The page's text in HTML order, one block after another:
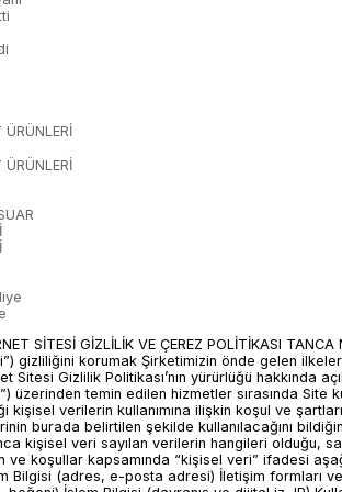
verilerinin işlenmesi, (2) Çerez Politikası ve (3) İnternet Sitesi Gizlilik Politikası’nın yürürlüğü hakkında açıklamalar yapılmaktadır. İşbu Bilgilendirme Metni’nin: Şirket ve/veya hizmet sağlayıcıları tarafından işletilmekte olan internet sitesi (“Site”) üzerinden temin edilen hizmetler sırasında Site kullanıcıları/üyeleri/ziyaretçileri (“Veri Sahibi”) tarafından Şirket ile paylaşılan veya Şirket’in Veri Sahibi’nin Site’yi kullanımı sırasında ürettiği kişisel verilerin kullanımına ilişkin koşul ve şartları tespit etmektir. Veri Sahibi, işbu Bilgilendirme Metni ile kişisel verilerinin işlenmesine ilişkin olarak aydınlatılmış olduğunu ve kişisel verilerinin burada belirtilen şekilde kullanılacağını bildiğini beyan eder. Hangi Veriler İşlenmektedir? İşbu başlık altında, Şirket tarafından işlenen ve Kişisel Verilerin Korunması Kanunu uyarınca kişisel veri sayılan verilerin hangileri olduğu, sayılanlarla sınırlı olmamak üzere, aşağıda belirtilmiştir. Aksi açıkça belirtilmedikçe, işbu Bilgilendirme Metni kapsamında arz edilen hüküm ve koşullar kapsamında “kişisel veri” ifadesi aşağıda yer alan bilgileri kapsayacaktır. Kimlik Bilgisi (isim, soyisim) – İletişim formları veya kayıt formlarının doldurulması durumunda İletişim Bilgisi (adres, e-posta adresi) İletişim formları veya kayıt formlarının doldurulması durumunda Müşteri İşlem Bilgisi ve Pazarlama Bilgileri (Sipariş bilgisi ve geçmişi, kampanya, anket, beğeni) İşlem Bilgisi (davranış ve dijital iz, IP) Kullanılan aracın (bilgisayar, telefon) teknik özellikleri (cihaz tipi) ve yazılım bilgileri (işletim sistemi) Konum (websitesine nerden ulaşıldığı) Şirket, Veri Sahibi’nin Site’yi kullanımı ile ilgili bilgileri teknik bir iletişim dosyası olan çerezleri (Cookie) kullanarak elde edebilmekte olup Site üzerinde sunulmakta olan hizmetlere erişim ve kullanım alışkanlıklarının tespit edilmesi için çerez yoluyla IP bilgileri toplanmaktadır. Çerezler, türlerine bağlı olmak üzere, genel olarak, Web Sitesi'ne eriştiğiniz cihazda tarama ve kullanım tercihlerinize ilişkin verileri toplamaktadır. Bu veriler, eriştiğiniz sayfaları, incelediğiniz hizmet ve ürünlerimizi, Web Sitesi'nde yaptığınız gezintiye ilişkin bilgileri kapsamaktadır. Kişisel Verilerin Korunması Kanunu’nun 3 ve 7. maddesi dairesince, geri döndürülemeyecek şekilde anonim hale getirilen veriler, anılan kanun hükümleri uyarınca kişisel veri olarak kabul edilmeyecek ve bu verilere ilişkin işleme faaliyetleri işbu Bilgilendirme Metni hükümleri ile bağlı olmaksızın gerçekleştirecektir. Veriler Hangi Amaçlarla Kullanılmaktadır? Şirket, Veri Sahibi tarafından sağlanan kişisel verileri, internet sitelerinde sunulan ürün ve hizmetlerden faydalanılması, ürün ve hizmetlere ilişkin bildirimlerin ve güncellemelerin